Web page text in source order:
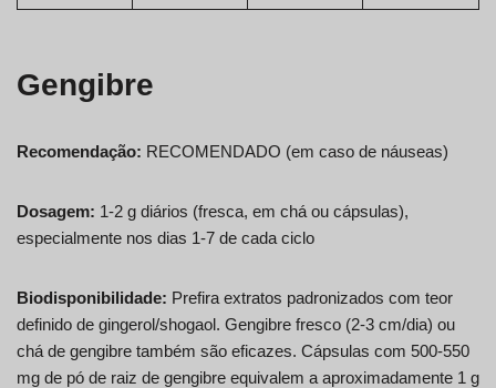
Gengibre
Recomendação: RECOMENDADO (em caso de náuseas)
Dosagem: 1-2 g diários (fresca, em chá ou cápsulas),
especialmente nos dias 1-7 de cada ciclo
Biodisponibilidade: Prefira extratos padronizados com teor
definido de gingerol/shogaol. Gengibre fresco (2-3 cm/dia) ou
chá de gengibre também são eficazes. Cápsulas com 500-550
mg de pó de raiz de gengibre equivalem a aproximadamente 1 g